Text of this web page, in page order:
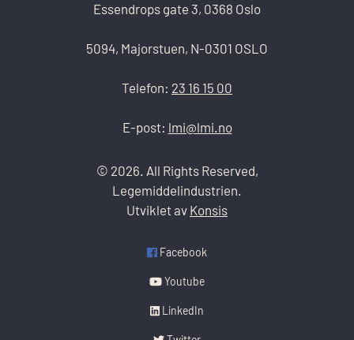
Essendrops gate 3, 0368 Oslo
5094, Majorstuen, N-0301 OSLO
Telefon: 23 16 15 00
E-post: lmi@lmi.no
© 2026. All Rights Reserved,
Legemiddelindustrien.
Utviklet av Konsis
Facebook
Youtube
LinkedIn